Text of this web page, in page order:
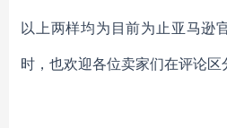
以上两样均为目前为止亚马逊
时，也欢迎各位卖家们在评论